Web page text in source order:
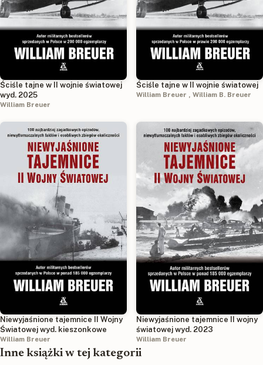
Ściśle tajne w II wojnie światowej
wyd. 2025
William Breuer
Ściśle tajne w II wojnie światowej
William Breuer , William B. Breuer
Niewyjaśnione tajemnice II Wojny
Światowej wyd. kieszonkowe
William Breuer
Niewyjaśnione tajemnice II wojny
światowej wyd. 2023
William Breuer
Inne książki w tej kategorii